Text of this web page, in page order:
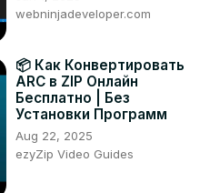
webninjadeveloper.com
📦 Как Конвертировать
ARC в ZIP Онлайн
Бесплатно | Без
Установки Программ
Aug 22, 2025
ezyZip Video Guides